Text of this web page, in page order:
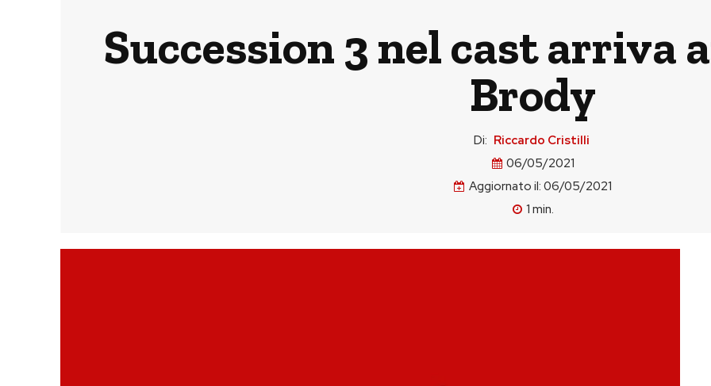
Succession 3 nel cast arriva
Brody
Di: Riccardo Cristilli
06/05/2021
Aggiornato il: 06/05/2021
1 min.